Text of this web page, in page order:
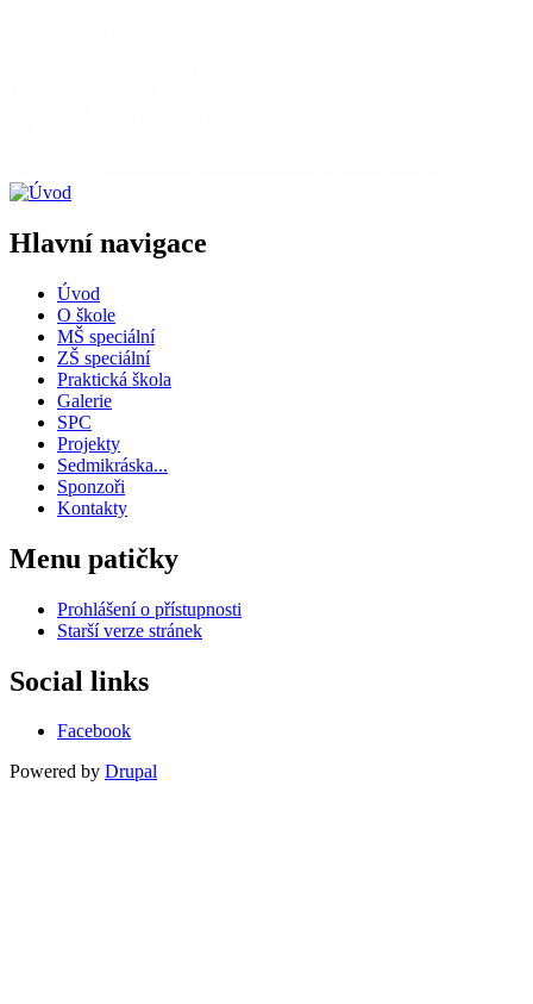
Hlavní navigace
Úvod
O škole
MŠ speciální
ZŠ speciální
Praktická škola
Galerie
SPC
Projekty
Sedmikráska...
Sponzoři
Kontakty
Menu patičky
Prohlášení o přístupnosti
Starší verze stránek
Social links
Facebook
Powered by Drupal